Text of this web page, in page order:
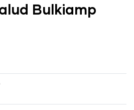
Bulkiamp